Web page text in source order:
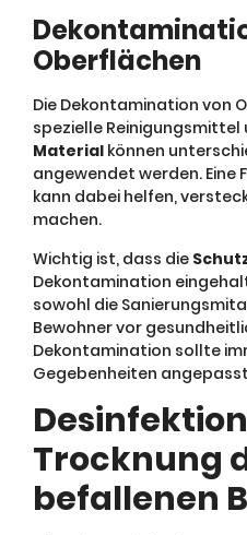
Oberflächen
Die Dekontamination von
spezielle Reinigungsmittel
Material können
angewendet werden. Eine
kann dabei helfen,
machen.
Wichtig ist, dass die
Dekontamination
sowohl die
Bewohner vor
Dekontamination sollte
Gegebenheiten
Trocknung
befallenen